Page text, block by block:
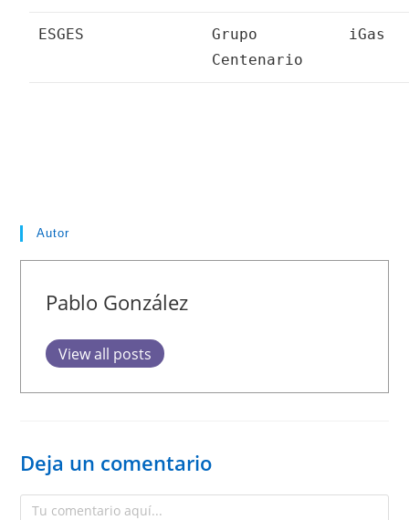
ESGES
Grupo
Centenario
iGas
Autor
Pablo González
View all posts
Deja un comentario